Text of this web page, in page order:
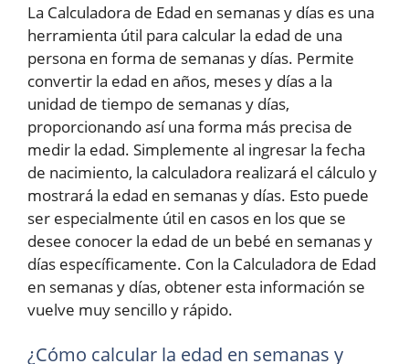
La Calculadora de Edad en semanas y días es una
herramienta útil para calcular la edad de una
persona en forma de semanas y días. Permite
convertir la edad en años, meses y días a la
unidad de tiempo de semanas y días,
proporcionando así una forma más precisa de
medir la edad. Simplemente al ingresar la fecha
de nacimiento, la calculadora realizará el cálculo y
mostrará la edad en semanas y días. Esto puede
ser especialmente útil en casos en los que se
desee conocer la edad de un bebé en semanas y
días específicamente. Con la Calculadora de Edad
en semanas y días, obtener esta información se
vuelve muy sencillo y rápido.
¿Cómo calcular la edad en semanas y